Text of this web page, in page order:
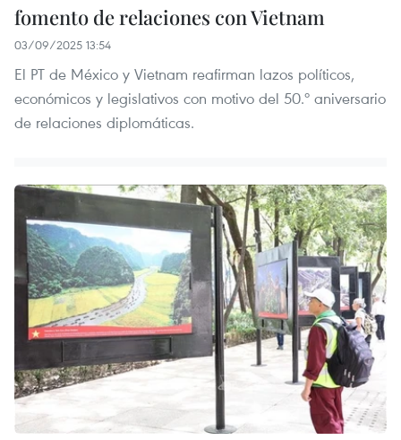
fomento de relaciones con Vietnam
03/09/2025 13:54
El PT de México y Vietnam reafirman lazos políticos,
económicos y legislativos con motivo del 50.º aniversario
de relaciones diplomáticas.